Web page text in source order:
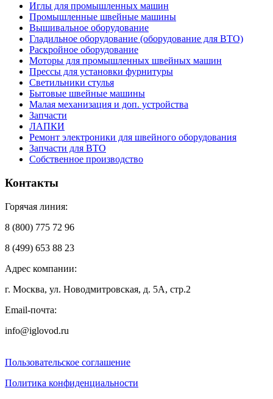
Иглы для промышленных машин
Промышленные швейные машины
Вышивальное оборудование
Гладильное оборудование (оборудование для ВТО)
Раскройное оборудование
Моторы для промышленных швейных машин
Прессы для установки фурнитуры
Светильники стулья
Бытовые швейные машины
Малая механизация и доп. устройства
Запчасти
ЛАПКИ
Ремонт электроники для швейного оборудования
Запчасти для ВТО
Собственное производство
Контакты
Горячая линия:
8 (800) 775 72 96
8 (499) 653 88 23
Адрес компании:
г. Москва, ул. Новодмитровская, д. 5А, стр.2
Email-почта:
info@iglovod.ru
Пользовательское соглашение
Политика конфиденциальности